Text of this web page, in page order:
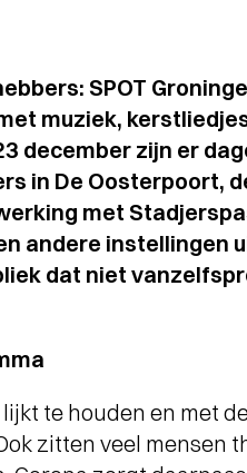
SPOT
muziek,
december zijn er
in De Oosterpoort,
met
andere instellingen
dat niet
te houden en met
zitten veel mensen